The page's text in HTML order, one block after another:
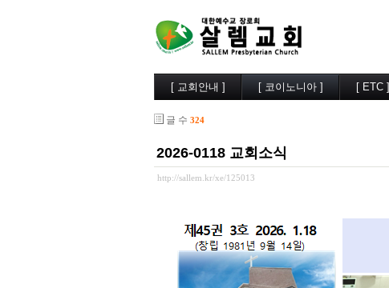
[ 교회안내 ]
예배시간
부교역자
시무장로
[ 코이노니아 ]
살렘목장
[ ETC ]
글 수 324
2026-0118 교회소식
http://sallem.kr/xe/125013